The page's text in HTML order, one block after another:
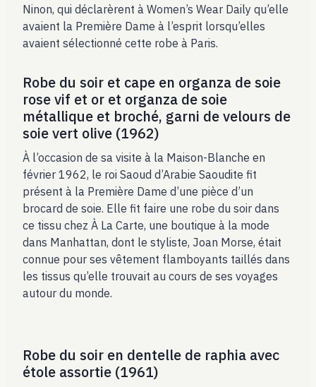
Ninon, qui déclarèrent à Women’s Wear Daily qu’elle
avaient la Première Dame à l’esprit lorsqu’elles
avaient sélectionné cette robe à Paris.
Robe du soir et cape en organza de soie
rose vif et or et organza de soie
métallique et broché, garni de velours de
soie vert olive (1962)
À l’occasion de sa visite à la Maison-Blanche en
février 1962, le roi Saoud d’Arabie Saoudite fit
présent à la Première Dame d’une pièce d’un
brocard de soie. Elle fit faire une robe du soir dans
ce tissu chez À La Carte, une boutique à la mode
dans Manhattan, dont le styliste, Joan Morse, était
connue pour ses vêtement flamboyants taillés dans
les tissus qu’elle trouvait au cours de ses voyages
autour du monde.
Robe du soir en dentelle de raphia avec
étole assortie (1961)